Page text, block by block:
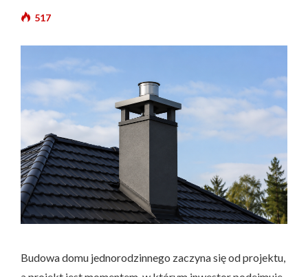
517
Budowa domu jednorodzinnego zaczyna się od projektu,